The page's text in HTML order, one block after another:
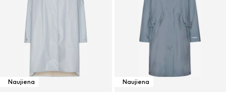
Naujiena Naujiena